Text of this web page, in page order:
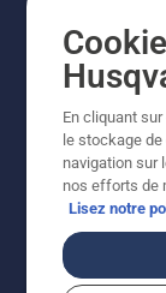
En cliquant
le stockage
navigation sur
nos efforts de
Lisez notre